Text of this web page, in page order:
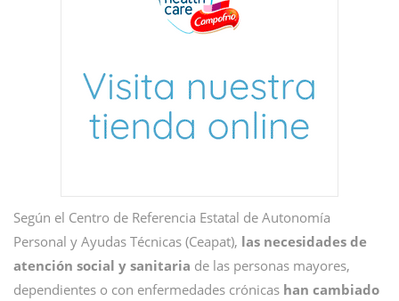
Según el Centro de Referencia Estatal de Autonomía
Personal y Ayudas Técnicas (Ceapat), las necesidades de
atención social y sanitaria de las personas mayores,
dependientes o con enfermedades crónicas han cambiado